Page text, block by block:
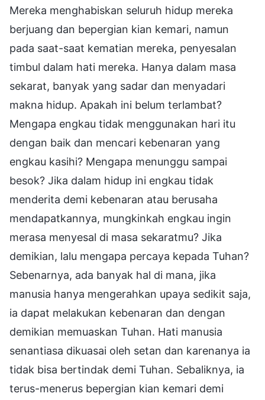
Mereka menghabiskan seluruh hidup mereka
berjuang dan bepergian kian kemari, namun
pada saat-saat kematian mereka, penyesalan
timbul dalam hati mereka. Hanya dalam masa
sekarat, banyak yang sadar dan menyadari
makna hidup. Apakah ini belum terlambat?
Mengapa engkau tidak menggunakan hari itu
dengan baik dan mencari kebenaran yang
engkau kasihi? Mengapa menunggu sampai
besok? Jika dalam hidup ini engkau tidak
menderita demi kebenaran atau berusaha
mendapatkannya, mungkinkah engkau ingin
merasa menyesal di masa sekaratmu? Jika
demikian, lalu mengapa percaya kepada Tuhan?
Sebenarnya, ada banyak hal di mana, jika
manusia hanya mengerahkan upaya sedikit saja,
ia dapat melakukan kebenaran dan dengan
demikian memuaskan Tuhan. Hati manusia
senantiasa dikuasai oleh setan dan karenanya ia
tidak bisa bertindak demi Tuhan. Sebaliknya, ia
terus-menerus bepergian kian kemari demi